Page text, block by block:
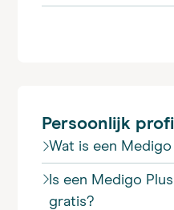
Persoonlijk
Wat is een
Is een Medigo
gratis?